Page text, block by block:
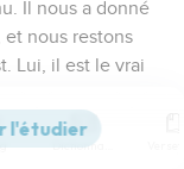
Il nous a donné
nous restons
Lui, il est le vrai
pas les faux